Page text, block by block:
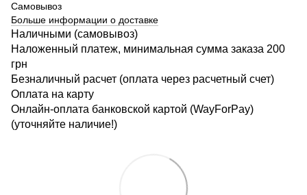
Самовывоз
Больше информации о доставке
Наличными (самовывоз)
Наложенный платеж, минимальная сумма заказа 200
грн
Безналичный расчет (оплата через расчетный счет)
Оплата на карту
Онлайн-оплата банковской картой (WayForPay)
(уточняйте наличие!)